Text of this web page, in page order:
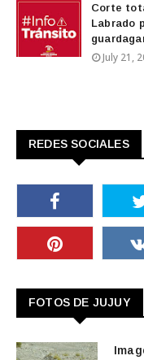
Corte
Labrado
July 21,
REDES SOCIALES
FOTOS DE JUJUY